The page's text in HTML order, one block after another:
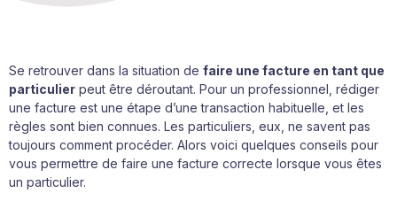
Se retrouver dans la situation de faire une facture en tant que
particulier peut être déroutant. Pour un professionnel, rédiger
une facture est une étape d’une transaction habituelle, et les
règles sont bien connues. Les particuliers, eux, ne savent pas
toujours comment procéder. Alors voici quelques conseils pour
vous permettre de faire une facture correcte lorsque vous êtes
un particulier.